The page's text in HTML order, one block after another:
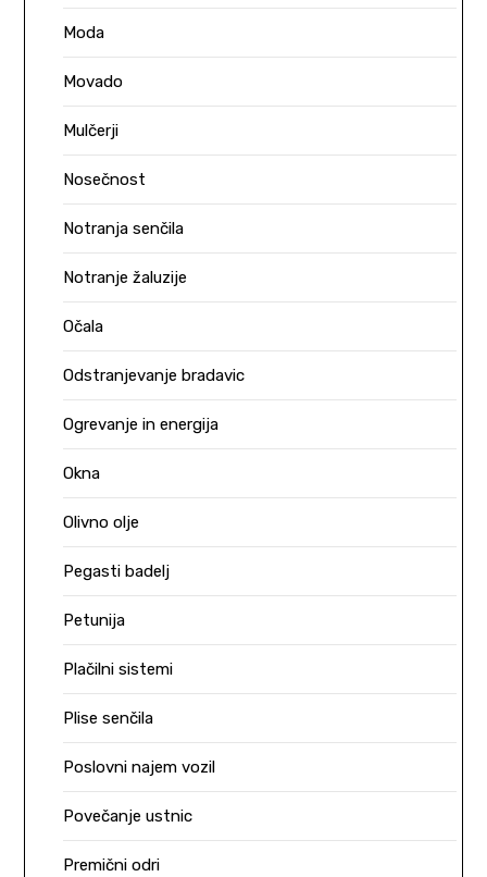
Moda
Movado
Mulčerji
Nosečnost
Notranja senčila
Notranje žaluzije
Očala
Odstranjevanje bradavic
Ogrevanje in energija
Okna
Olivno olje
Pegasti badelj
Petunija
Plačilni sistemi
Plise senčila
Poslovni najem vozil
Povečanje ustnic
Premični odri